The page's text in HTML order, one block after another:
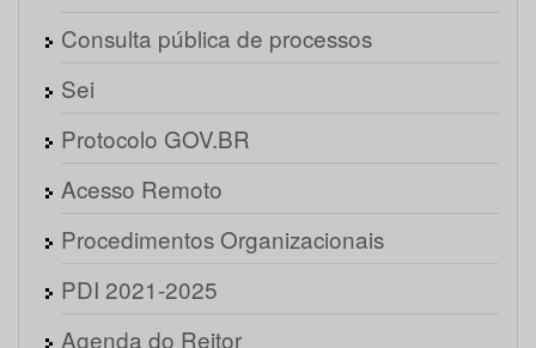
Consulta pública de processos
Sei
Protocolo GOV.BR
Acesso Remoto
Procedimentos Organizacionais
PDI 2021-2025
Agenda do Reitor